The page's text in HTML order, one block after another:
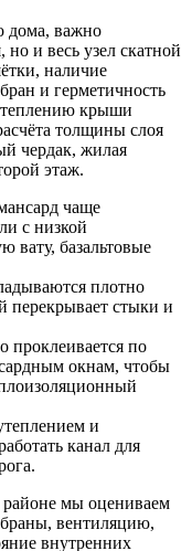
дома, важно
но и весь узел скатной
наличие
и герметичность
крыши
толщины слоя
чердак, жилая
этаж.
чаще
с низкой
вату, базальтовые
плотно
перекрывает стыки и
проклеивается по
окнам, чтобы
и
канал для
мы оцениваем
вентиляцию,
внутренних